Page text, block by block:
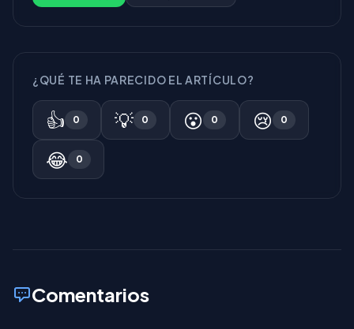
¿QUÉ TE HA PARECIDO EL ARTÍCULO?
👍 0 💡 0 😮 0 😢 0
😂 0
Comentarios